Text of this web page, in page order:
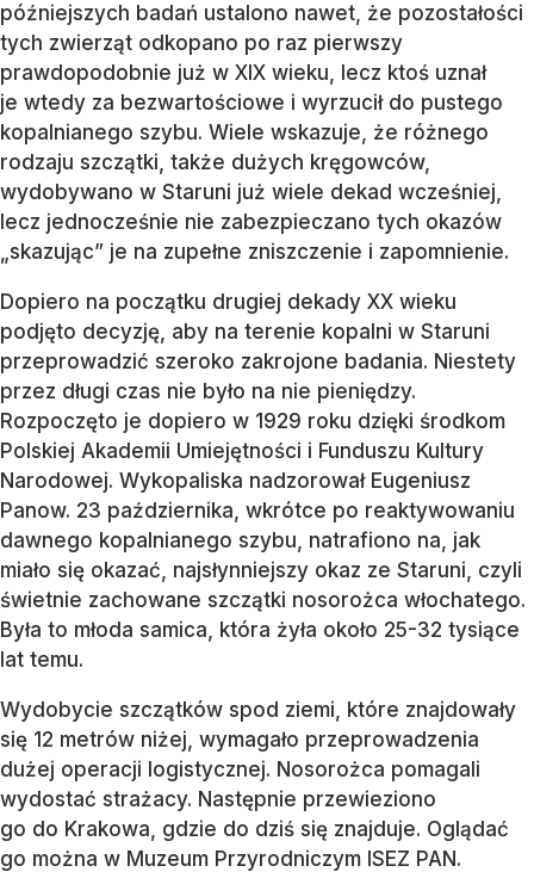
późniejszych badań ustalono nawet, że pozostałości
tych zwierząt odkopano po raz pierwszy
prawdopodobnie już w XIX wieku, lecz ktoś uznał
je wtedy za bezwartościowe i wyrzucił do pustego
kopalnianego szybu. Wiele wskazuje, że różnego
rodzaju szczątki, także dużych kręgowców,
wydobywano w Staruni już wiele dekad wcześniej,
lecz jednocześnie nie zabezpieczano tych okazów
„skazując” je na zupełne zniszczenie i zapomnienie.
Dopiero na początku drugiej dekady XX wieku
podjęto decyzję, aby na terenie kopalni w Staruni
przeprowadzić szeroko zakrojone badania. Niestety
przez długi czas nie było na nie pieniędzy.
Rozpoczęto je dopiero w 1929 roku dzięki środkom
Polskiej Akademii Umiejętności i Funduszu Kultury
Narodowej. Wykopaliska nadzorował Eugeniusz
Panow. 23 października, wkrótce po reaktywowaniu
dawnego kopalnianego szybu, natrafiono na, jak
miało się okazać, najsłynniejszy okaz ze Staruni, czyli
świetnie zachowane szczątki nosorożca włochatego.
Była to młoda samica, która żyła około 25-32 tysiące
lat temu.
Wydobycie szczątków spod ziemi, które znajdowały
się 12 metrów niżej, wymagało przeprowadzenia
dużej operacji logistycznej. Nosorożca pomagali
wydostać strażacy. Następnie przewieziono
go do Krakowa, gdzie do dziś się znajduje. Oglądać
go można w Muzeum Przyrodniczym ISEZ PAN.